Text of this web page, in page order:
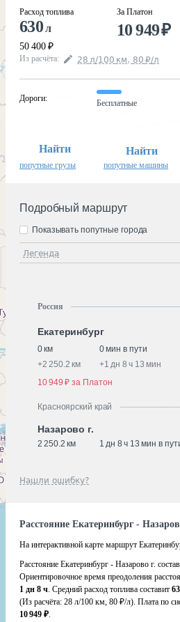
Расход топлива
630л
50 400 ₽
За Платон
10 949₽
Из расчёта: 28 л/100 км, 80 ₽/л
Дороги:
Бесплатные
Найти
попутные грузы
Найти
попутные машины
Подробный маршрут
Легенда
Показывать попутные города
Россия
Екатеринбург
0 км
0 мин в пути
+2 250.2 км +1 дн 8 ч 13 мин
10 949 ₽ за Платон
Красноярский край
Назарово г.
2 250.2 км 1 дн 8 ч 13 мин в
Нашли ошибку?
Расстояние Екатеринбург -
На интерактивной карте маршрут
Расстояние Екатеринбург - Назарово г.
Ориентировочное время преодоления
1 дн 8 ч. Средний расход топлива составит
(Из расчёта: 28 л/100 км, 80 ₽/л). Плата по
10 949 ₽.